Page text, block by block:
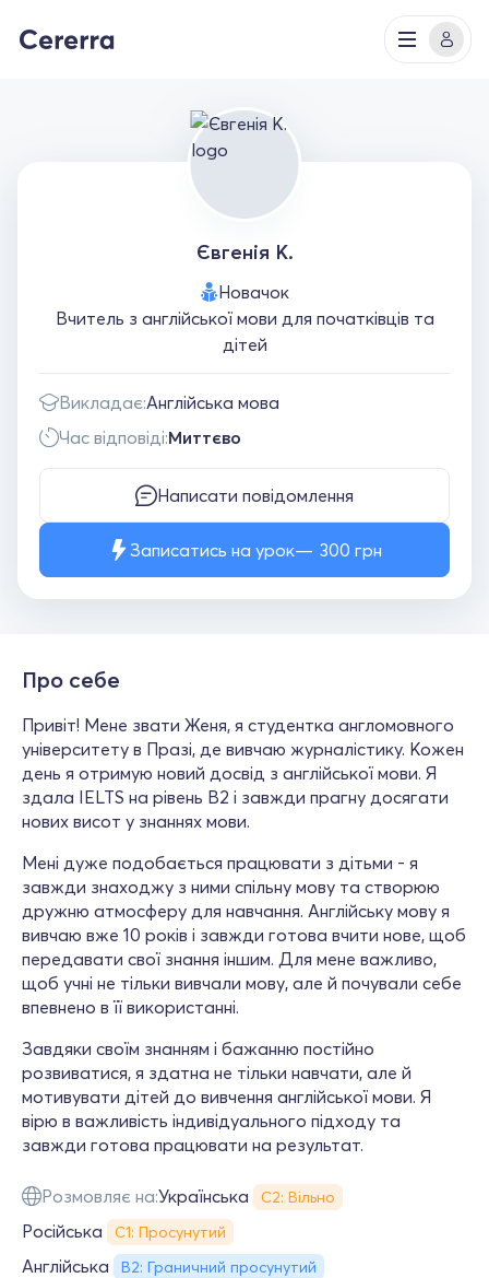
Євгенія К.
Новачок
Вчитель з англійської мови для початківців та
дітей
Викладає:Англійська мова
Час відповіді:Миттєво
Написати повідомлення
Записатись на урок 300 грн
Про себе
Привіт! Мене звати Женя, я студентка англомовного
університету в Празі, де вивчаю журналістику. Кожен
день я отримую новий досвід з англійської мови. Я
здала IELTS на рівень B2 і завжди прагну досягати
нових висот у знаннях мови.
Мені дуже подобається працювати з дітьми - я
завжди знаходжу з ними спільну мову та створюю
дружню атмосферу для навчання. Англійську мову я
вивчаю вже 10 років і завжди готова вчити нове, щоб
передавати свої знання іншим. Для мене важливо,
щоб учні не тільки вивчали мову, але й почували себе
впевнено в її використанні.
Завдяки своїм знанням і бажанню постійно
розвиватися, я здатна не тільки навчати, але й
мотивувати дітей до вивчення англійської мови. Я
вірю в важливість індивідуального підходу та
завжди готова працювати на результат.
Розмовляє на:Українська С2: Вільно
Російська С1: Просунутий
Англійська B2: Граничний просунутий